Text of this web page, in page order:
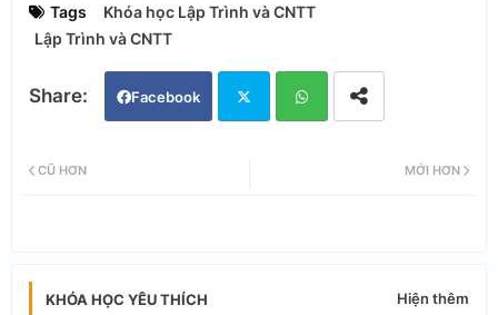
Tags
Khóa học Lập Trình và CNTT
Lập Trình và CNTT
Facebook
MỚI HƠN
CŨ HƠN
KHÓA HỌC YÊU THÍCH Hiện thêm